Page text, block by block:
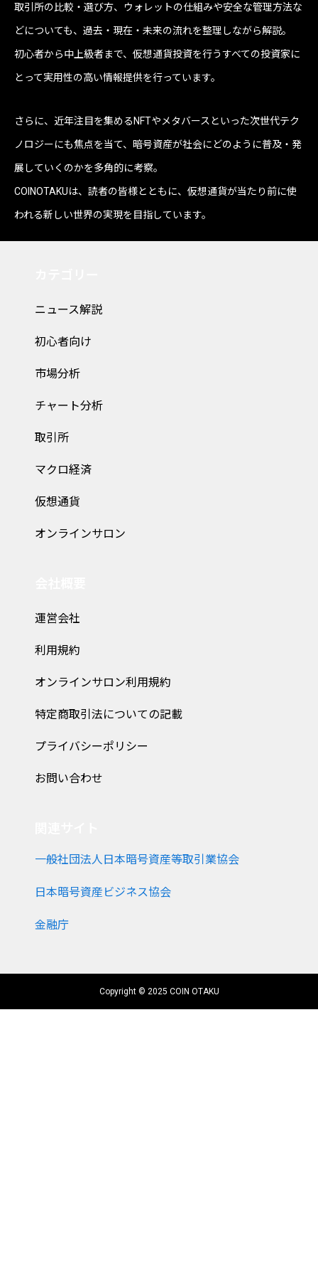
取引所の比較・選び方、ウォレットの仕組みや安全な管理方法な
どについても、過去・現在・未来の流れを整理しながら解説。
初心者から中上級者まで、仮想通貨投資を行うすべての投資家に
とって実用性の高い情報提供を行っています。
さらに、近年注目を集めるNFTやメタバースといった次世代テク
ノロジーにも焦点を当て、暗号資産が社会にどのように普及・発
展していくのかを多角的に考察。
COINOTAKUは、読者の皆様とともに、仮想通貨が当たり前に使
われる新しい世界の実現を目指しています。
ニュース解説
初心者向け
市場分析
チャート分析
取引所
マクロ経済
仮想通貨
オンラインサロン
運営会社
利用規約
オンラインサロン利用規約
特定商取引法についての記載
プライバシーポリシー
お問い合わせ
一般社団法人日本暗号資産等取引業協会
日本暗号資産ビジネス協会
金融庁
Copyright © 2025 COIN OTAKU